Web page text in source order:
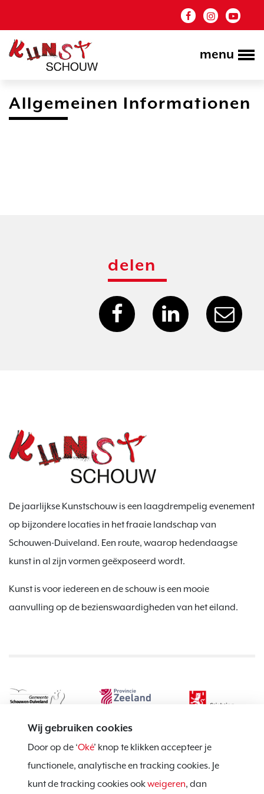
menu
Allgemeinen Informationen
delen
Wij gebruiken cookies
Door op de ‘Oké’ knop te klikken accepteer je
functionele, analytische en tracking cookies. Je
kunt de tracking cookies ookweigeren, dan
De jaarlijkse Kunstschouw is een laagdrempelig evenement
op bijzondere locaties in het fraaie landschap van
Schouwen-Duiveland. Een route, waarop hedendaagse
kunst in al zijn vormen geëxposeerd wordt.
Kunst is voor iedereen en de schouw is een mooie
aanvulling op de bezienswaardigheden van het eiland.